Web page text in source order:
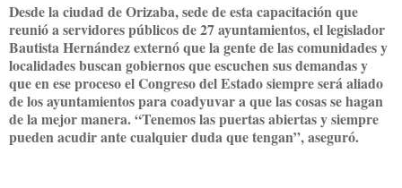
Desde la ciudad de Orizaba, sede de esta capacitación que
reunió a servidores públicos de 27 ayuntamientos, el legislador
Bautista Hernández externó que la gente de las comunidades y
localidades buscan gobiernos que escuchen sus demandas y
que en ese proceso el Congreso del Estado siempre será aliado
de los ayuntamientos para coadyuvar a que las cosas se hagan
de la mejor manera. “Tenemos las puertas abiertas y siempre
pueden acudir ante cualquier duda que tengan”, aseguró.